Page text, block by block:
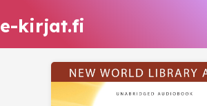
e-kirjat.fi